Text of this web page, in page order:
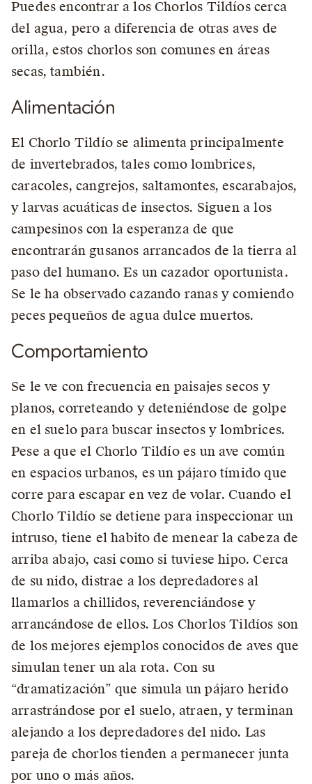
Puedes encontrar a los Chorlos Tildíos cerca
del agua, pero a diferencia de otras aves de
orilla, estos chorlos son comunes en áreas
secas, también.
Alimentación
El Chorlo Tildío se alimenta principalmente
de invertebrados, tales como lombrices,
caracoles, cangrejos, saltamontes, escarabajos,
y larvas acuáticas de insectos. Siguen a los
campesinos con la esperanza de que
encontrarán gusanos arrancados de la tierra al
paso del humano. Es un cazador oportunista.
Se le ha observado cazando ranas y comiendo
peces pequeños de agua dulce muertos.
Comportamiento
Se le ve con frecuencia en paisajes secos y
planos, correteando y deteniéndose de golpe
en el suelo para buscar insectos y lombrices.
Pese a que el Chorlo Tildío es un ave común
en espacios urbanos, es un pájaro tímido que
corre para escapar en vez de volar. Cuando el
Chorlo Tildío se detiene para inspeccionar un
intruso, tiene el habito de menear la cabeza de
arriba abajo, casi como si tuviese hipo. Cerca
de su nido, distrae a los depredadores al
llamarlos a chillidos, reverenciándose y
arrancándose de ellos. Los Chorlos Tildíos son
de los mejores ejemplos conocidos de aves que
simulan tener un ala rota. Con su
“dramatización” que simula un pájaro herido
arrastrándose por el suelo, atraen, y terminan
alejando a los depredadores del nido. Las
pareja de chorlos tienden a permanecer junta
por uno o más años.